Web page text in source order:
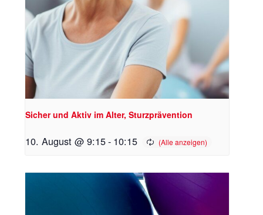
Sicher und Aktiv im Alter, Sturzprävention
10. August @ 9:15- 10:15